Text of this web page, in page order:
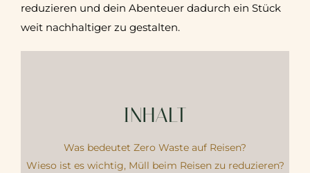
reduzieren und dein Abenteuer dadurch ein Stück
weit nachhaltiger zu gestalten.
INHALT
Was bedeutet Zero Waste auf Reisen?
Wieso ist es wichtig, Müll beim Reisen zu reduzieren?